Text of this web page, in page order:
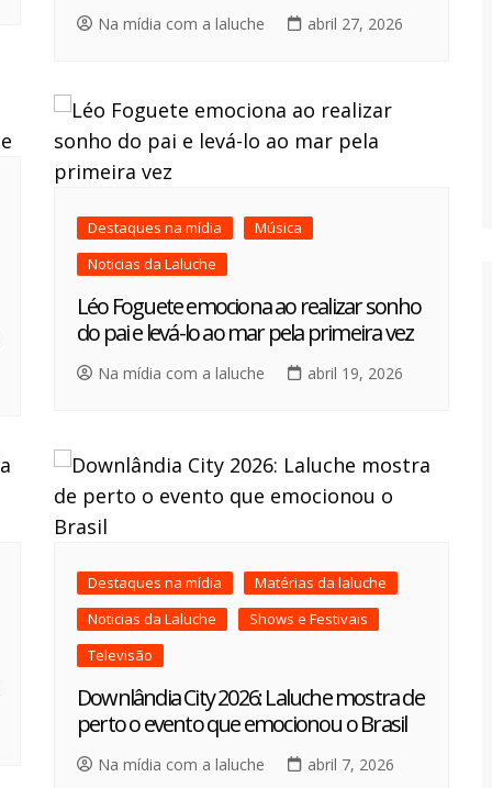
Na mídia com a laluche abril 27, 2026
Destaques na mídia
Música
Noticias da Laluche
Léo Foguete emociona ao realizar sonho
do pai e levá-lo ao mar pela primeira vez
Na mídia com a laluche abril 19, 2026
Destaques na mídia
Matérias da laluche
Noticias da Laluche
Shows e Festivais
Televisão
Downlândia City 2026: Laluche mostra de
perto o evento que emocionou o Brasil
Na mídia com a laluche abril 7, 2026